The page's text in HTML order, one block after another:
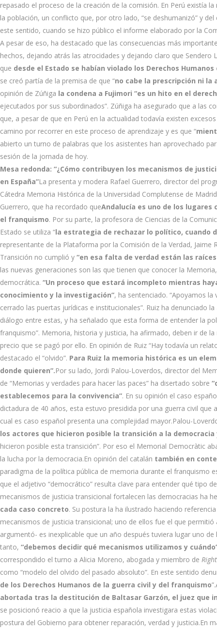
repasado el proceso de la creación de la comisión. En Perú existía
la población, un conflicto que, por otro lado, “se deshumanizó” y del
este sentido, cuando se hizo público el informe elaborado por la
A pesar de eso, ha destacado que las consecuencias más
hechos, dejando atrás las atrocidades y dejando claro que
que desde el Estado se habían violado los Derechos
se creó partía de la premisa de que “no cabe la prescripción ni la
opinión de Zúñiga la condena a Fujimori “es un hito en el
ejecutados por sus subordinados”. Zúñiga ha asegurado que a las
que, a pesar de que en Perú en la actualidad todavía existen
camino por recorrer en este proceso de aprendizaje y es que “
abierto un turno de palabras que los asistentes han aprovechado
sesión de la jornada de hoy.
Mesa redonda: “¿Cómo contribuyen los mecanismos de
en España”La presenta y modera Rafael Guerrero, director del
Cátedra Memoria Histórica de la Universidad Complutense de
Guerrero, que ha recordado queAndalucía es uno de los lugares
el franquismo. Por su parte, la profesora de Ciencias de la
Estado se utiliza “la estrategia de rechazar lo político, cuando
representante de la Plataforma por la Comisión de la Verdad,
Transición no cumplió y “en esa falta de verdad están las
las nuevas generaciones son las que tienen que conocer la
democrática. “Un proceso que estará incompleto mientras
conocimiento y la investigación”, ha sentenciado. “Apoyamos
cerrado las puertas jurídicas e institucionales”. Ruiz ha denunciado
diálogo entre estas, y ha señalado que esta forma de entender la
franquismo”. Memoria, historia y justicia, ha afirmado, deben ir de
precio que se pagó por ello. En opinión de Ruiz “Hay todavía un
destacado el “olvido”. Para Ruiz la memoria histórica es un
donde quieren”.Por su lado, Jordi Palou-Loverdos, director del
de “Memorias y verdades para hacer las paces” ha disertado sobre
establecemos para la convivencia”. En su opinión el caso
dictadura de 40 años, esta estuvo presidida por una guerra civil
cual es caso español presenta una complejidad mayor.Palou-
los actores que hicieron posible la transición a la democracia
hicieron posible esta transición”. Por eso el Memorial Democràtic
la lucha por la democracia.En opinión del catalán también en
paradigma de la política pública de memoria durante el franquismo
que el adjetivo “democrático” resulta clave para entender qué tipo
mecanismos de justicia transicional fortalecen las democracias ha
cada caso concreto. Su postura la ha ilustrado haciendo
mecanismos de justicia transicional; uno de ellos fue el que
argumentó- es inexplicable que un año después tuviera lugar uno
tanto, “debemos decidir qué mecanismos utilizamos y
correspondido el turno a Alicia Moreno, abogada y miembro de
como “modelo del olvido del pasado absoluto”. En este sentido
de los Derechos Humanos de la guerra civil y del franquismo
abortada tras la destitución de Baltasar Garzón, el juez que
se posicionó reacio a que la justicia española investigara estas
postura del Gobierno para obtener reparación, verdad y justicia.En